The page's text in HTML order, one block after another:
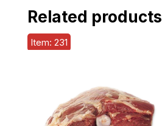
Related products
Item: 231